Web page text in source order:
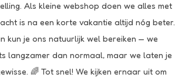
Als kleine webshop doen we alles met
is na een korte vakantie altijd nóg beter.
kun je ons natuurlijk wel bereiken — we
langzamer dan normaal, maar we laten je
🌈 Tot snel! We kijken ernaar uit om